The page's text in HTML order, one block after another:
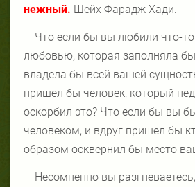
нежный. Шейх Фарадж Хади.
Что если бы вы любили что-
любовью, которая заполняла бы
владела бы всей вашей
пришел бы человек, который
оскорбил это? Что если бы вы
человеком, и вдруг пришел бы
образом осквернил бы место
Несомненно вы